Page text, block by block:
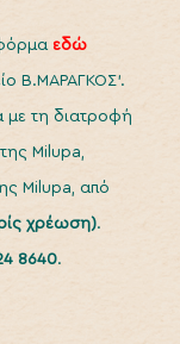
εδώ
Β.ΜΑΡΑΓΚΟΣ’.
με τη διατροφή
Milupa,
Milupa, από
χρέωση).
8640.